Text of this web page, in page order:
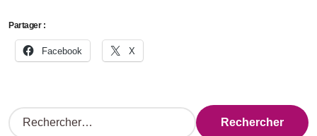
Partager :
Facebook X
R
e